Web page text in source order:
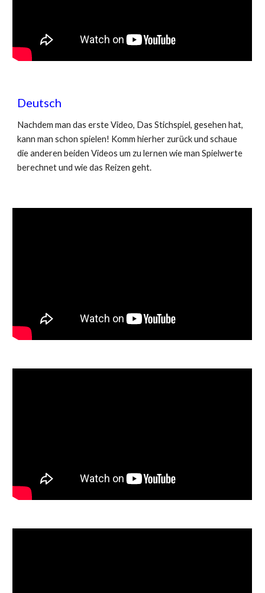
Deutsch
Nachdem man das erste Video, Das Stichspiel, gesehen hat,
kann man schon spielen! Komm hierher zurück und schaue
die anderen beiden Videos um zu lernen wie man Spielwerte
berechnet und wie das Reizen geht.